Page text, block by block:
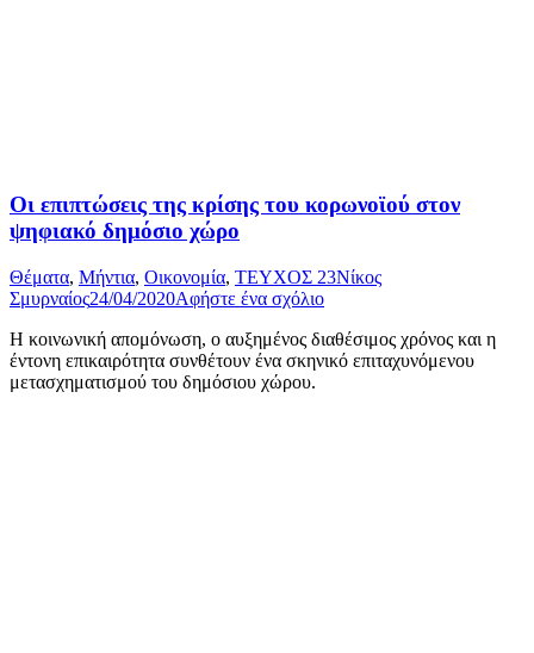
Οι επιπτώσεις της κρίσης του κορωνοϊού στον
ψηφιακό δημόσιο χώρο
Θέματα, Μήντια, Οικονομία, ΤΕΥΧΟΣ 23Νίκος
Σμυρναίος24/04/2020Αφήστε ένα σχόλιο
Η κοινωνική απομόνωση, ο αυξημένος διαθέσιμος χρόνος και η
έντονη επικαιρότητα συνθέτουν ένα σκηνικό επιταχυνόμενου
μετασχηματισμού του δημόσιου χώρου.